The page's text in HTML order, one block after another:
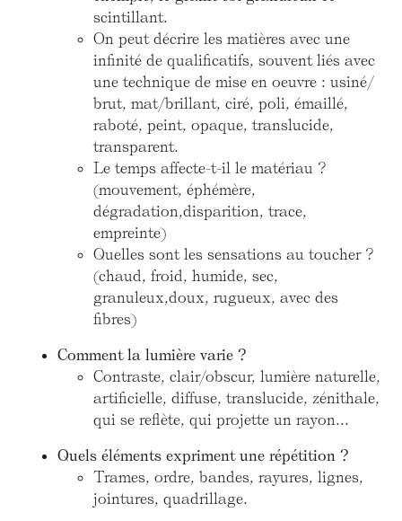
scintillant.
On peut décrire les matières avec une
infinité de qualificatifs, souvent liés avec
une technique de mise en oeuvre : usiné/
brut, mat/brillant, ciré, poli, émaillé,
raboté, peint, opaque, translucide,
transparent.
Le temps affecte-t-il le matériau ?
(mouvement, éphémère,
dégradation,disparition, trace,
empreinte)
Quelles sont les sensations au toucher ?
(chaud, froid, humide, sec,
granuleux,doux, rugueux, avec des
fibres)
Comment la lumière varie ?
Contraste, clair/obscur, lumière naturelle,
artificielle, diffuse, translucide, zénithale,
qui se reflète, qui projette un rayon...
Quels éléments expriment une répétition ?
Trames, ordre, bandes, rayures, lignes,
jointures, quadrillage.